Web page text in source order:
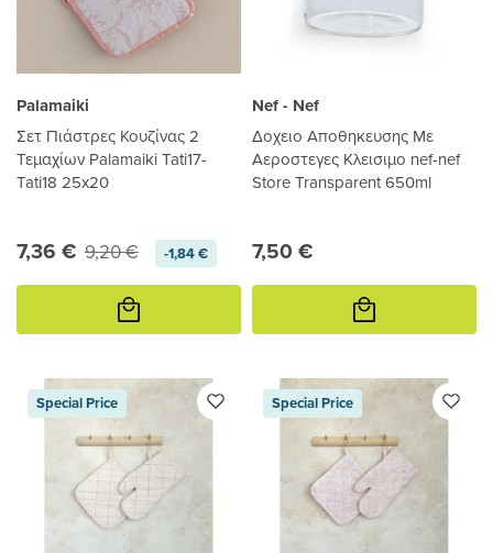
Palamaiki
Σετ Πιάστρες Κουζίνας 2
Τεμαχίων Palamaiki Tati17-
Tati18 25x20
7,36 € 9,20 € -1,84 €
Προσθήκη
καλάθι
Nef - Nef
Δοχειο Αποθηκευσης Με
Αεροστεγες Κλεισιμο nef-nef
Store Transparent 650ml
7,50 €
Προσθήκη
καλάθι
Special Price Special Price